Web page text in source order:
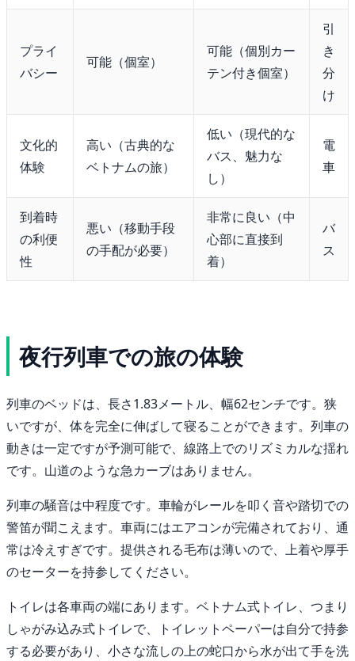
プライ
バシー
可能（個室）
可能（個別カー
テン付き個室）
引
き
分
け
文化的
体験
高い（古典的な
ベトナムの旅）
低い（現代的な
バス、魅力な
し）
電
車
到着時
の利便
性
悪い（移動手段
の手配が必要）
非常に良い（中
心部に直接到
着）
バ
ス
夜行列車での旅の体験
列車のベッドは、長さ1.83メートル、幅62センチです。狭
いですが、体を完全に伸ばして寝ることができます。列車の
動きは一定ですが予測可能で、線路上でのリズミカルな揺れ
です。山道のような急カーブはありません。
列車の騒音は中程度です。車輪がレールを叩く音や踏切での
警笛が聞こえます。車両にはエアコンが完備されており、通
常は冷えすぎです。提供される毛布は薄いので、上着や厚手
のセーターを持参してください。
トイレは各車両の端にあります。ベトナム式トイレ、つまり
しゃがみ込み式トイレで、トイレットペーパーは自分で持参
する必要があり、小さな流しの上の蛇口から水が出て手を洗